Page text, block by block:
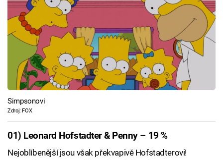
Simpsonovi
Zdroj: FOX
01) Leonard Hofstadter & Penny – 19 %
Nejoblíbenější jsou však překvapivě Hofstadterovi!